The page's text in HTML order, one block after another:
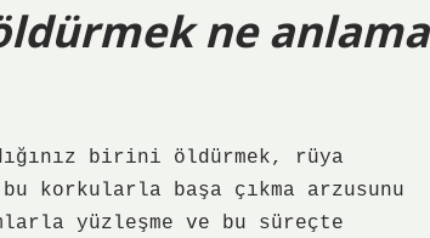
ne anlama
birini öldürmek, rüya
korkularla başa çıkma arzusunu
yüzleşme ve bu süreçte